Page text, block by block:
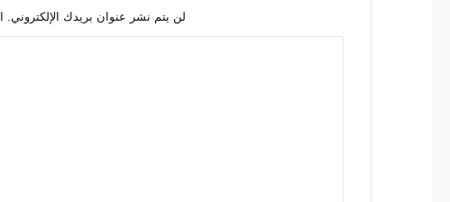
لن يتم نشر عنوان بريدك الإلكتروني.